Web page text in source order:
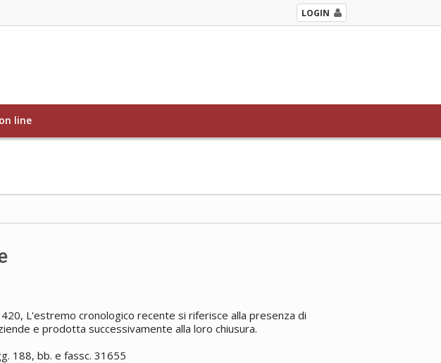
LOGIN
line
L'estremo cronologico recente si riferisce alla presenza di
e prodotta successivamente alla loro chiusura.
188, bb. e fassc. 31655